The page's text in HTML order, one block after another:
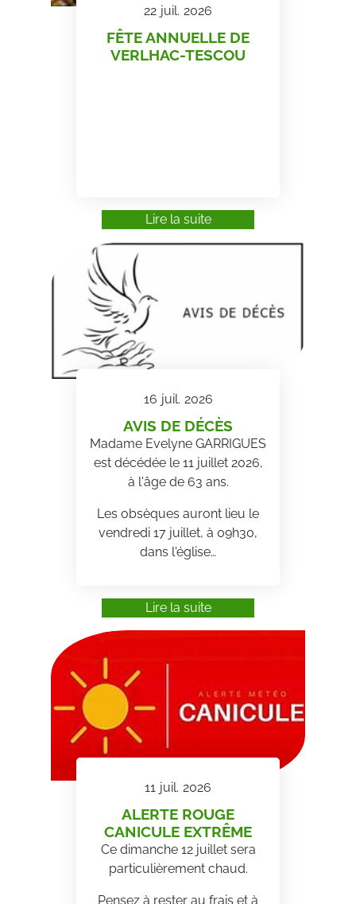
22 juil. 2026
FÊTE ANNUELLE DE
VERLHAC-TESCOU
Lire la suite
16 juil. 2026
AVIS DE DÉCÈS
Madame Evelyne GARRIGUES
est décédée le 11 juillet 2026,
à l'âge de 63 ans.
Les obsèques auront lieu le
vendredi 17 juillet, à 09h30,
dans l'église…
Lire la suite
11 juil. 2026
ALERTE ROUGE
CANICULE EXTRÊME
Ce dimanche 12 juillet sera
particulièrement chaud.
Pensez à rester au frais et à